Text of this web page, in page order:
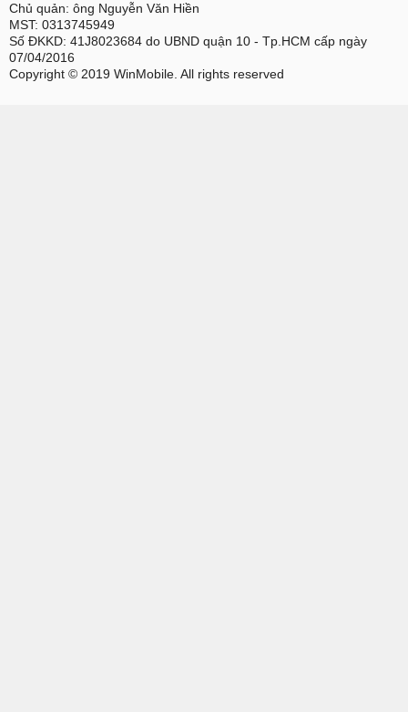
Chủ quản: ông Nguyễn Văn Hiền
MST: 0313745949
Số ĐKKD: 41J8023684 do UBND quận 10 - Tp.HCM cấp ngày
07/04/2016
Copyright © 2019 WinMobile. All rights reserved